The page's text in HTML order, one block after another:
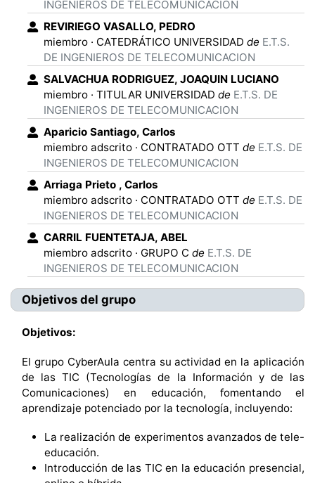
INGENIEROS DE TELECOMUNICACION
REVIRIEGO VASALLO, PEDRO
miembro · CATEDRÁTICO UNIVERSIDAD de E.T.S.
DE INGENIEROS DE TELECOMUNICACION
SALVACHUA RODRIGUEZ, JOAQUIN LUCIANO
miembro · TITULAR UNIVERSIDAD de E.T.S. DE
INGENIEROS DE TELECOMUNICACION
Aparicio Santiago, Carlos
miembro adscrito · CONTRATADO OTT de E.T.S. DE
INGENIEROS DE TELECOMUNICACION
Arriaga Prieto , Carlos
miembro adscrito · CONTRATADO OTT de E.T.S. DE
INGENIEROS DE TELECOMUNICACION
CARRIL FUENTETAJA, ABEL
miembro adscrito · GRUPO C de E.T.S. DE
INGENIEROS DE TELECOMUNICACION
Objetivos del grupo
Objetivos:
El grupo CyberAula centra su actividad en la aplicación
de las TIC (Tecnologías de la Información y de las
Comunicaciones) en educación, fomentando el
aprendizaje potenciado por la tecnología, incluyendo:
La realización de experimentos avanzados de tele-
educación.
Introducción de las TIC en la educación presencial,